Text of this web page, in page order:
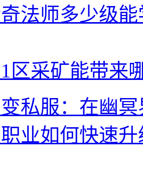
法师多少级
区采矿能带来
私服：在幽
业如何快速